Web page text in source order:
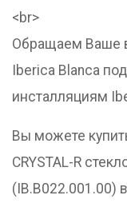
<br>
Обращаем Ваше
Iberica Blanca
инсталляциям
Вы можете
CRYSTAL-R
(IB.B022.001.00)